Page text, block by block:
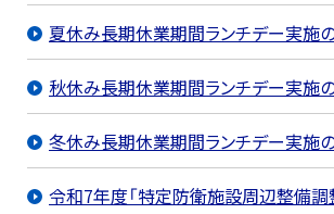
夏休み長期休業期間ランチデー実施
秋休み長期休業期間ランチデー実施
冬休み長期休業期間ランチデー実施
令和7年度「特定防衛施設周辺整備調